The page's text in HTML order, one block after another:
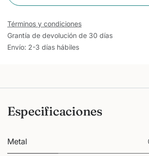
Términos y condiciones
Grantía de devolución de 30 días
Envío: 2-3 días hábiles
Especificaciones
Metal